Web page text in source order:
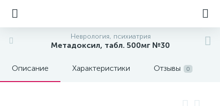
Неврология, психиатрия
Метадоксил, табл. 500мг №30
Описание Характеристики Отзывы 0